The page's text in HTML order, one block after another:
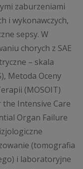
zaburzeniami
i wykonawczych,
sepsy. W
chorych z SAE
– skala
Metoda Oceny
(MOSOIT)
Intensive Care
Organ Failure
(tomografia
i laboratoryjne